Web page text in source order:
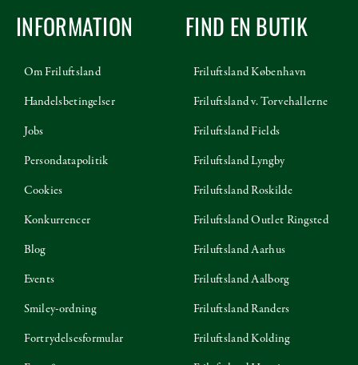
INFORMATION
Om Friluftsland
Handelsbetingelser
Jobs
Persondatapolitik
Cookies
Konkurrencer
Blog
Events
Smiley-ordning
Fortrydelsesformular
FIND EN BUTIK
Friluftsland København
Friluftsland v. Torvehallerne
Friluftsland Fields
Friluftsland Lyngby
Friluftsland Roskilde
Friluftsland Outlet Ringsted
Friluftsland Aarhus
Friluftsland Aalborg
Friluftsland Randers
Friluftsland Kolding